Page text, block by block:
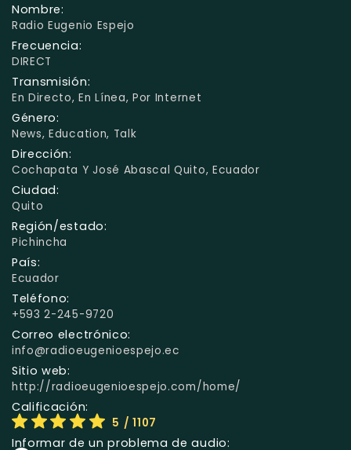
Nombre:
Radio Eugenio Espejo
Frecuencia:
DIRECT
Transmisión:
En Directo, En Línea, Por Internet
Género:
News, Education, Talk
Dirección:
Cochapata Y José Abascal Quito, Ecuador
Ciudad:
Quito
Región/estado:
Pichincha
País:
Ecuador
Teléfono:
+593 2-245-9720
Correo electrónico:
info@radioeugenioespejo.ec
Sitio web:
http://radioeugenioespejo.com/home/
Calificación:
5 / 1107
Informar de un problema de audio: